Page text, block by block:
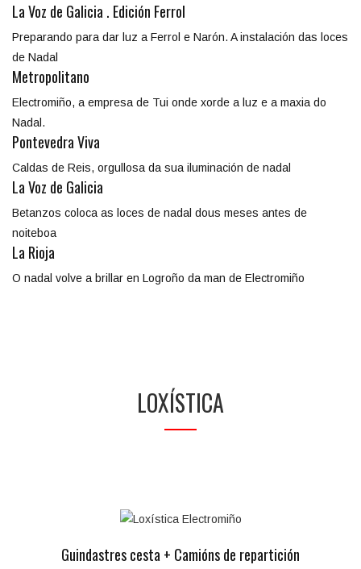
La Voz de Galicia . Edición Ferrol
Preparando para dar luz a Ferrol e Narón. A instalación das loces
de Nadal
Metropolitano
Electromiño, a empresa de Tui onde xorde a luz e a maxia do
Nadal.
Pontevedra Viva
Caldas de Reis, orgullosa da sua iluminación de nadal
La Voz de Galicia
Betanzos coloca as loces de nadal dous meses antes de
noiteboa
La Rioja
O nadal volve a brillar en Logroño da man de Electromiño
LOXÍSTICA
Guindastres cesta + Camións de repartición